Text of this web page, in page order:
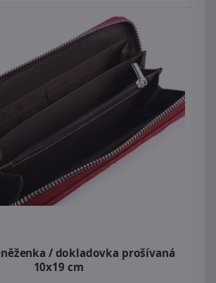
/ dokladovka prošívaná
10x19 cm